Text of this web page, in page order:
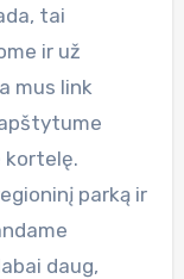
tai
ir už
mus link
kortelę.
parką ir
daug,